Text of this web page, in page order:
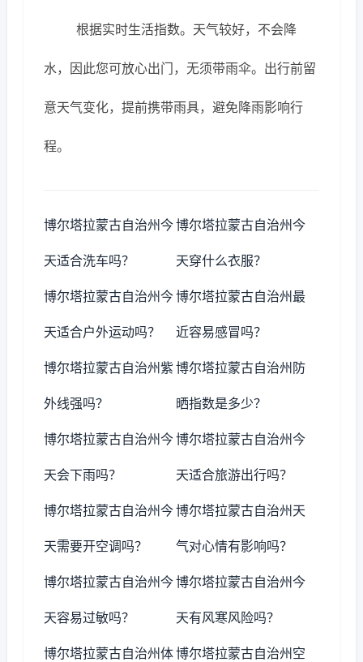
根据实时生活指数。天气较好，不会降
水，因此您可放心出门，无须带雨伞。出行前留
意天气变化，提前携带雨具，避免降雨影响行
程。
博尔塔拉蒙古自治州今
天适合洗车吗？
博尔塔拉蒙古自治州今
天穿什么衣服？
博尔塔拉蒙古自治州今
天适合户外运动吗？
博尔塔拉蒙古自治州最
近容易感冒吗？
博尔塔拉蒙古自治州紫
外线强吗？
博尔塔拉蒙古自治州防
晒指数是多少？
博尔塔拉蒙古自治州今
天会下雨吗？
博尔塔拉蒙古自治州今
天适合旅游出行吗？
博尔塔拉蒙古自治州今
天需要开空调吗？
博尔塔拉蒙古自治州天
气对心情有影响吗？
博尔塔拉蒙古自治州今
天容易过敏吗？
博尔塔拉蒙古自治州今
天有风寒风险吗？
博尔塔拉蒙古自治州体博尔塔拉蒙古自治州空